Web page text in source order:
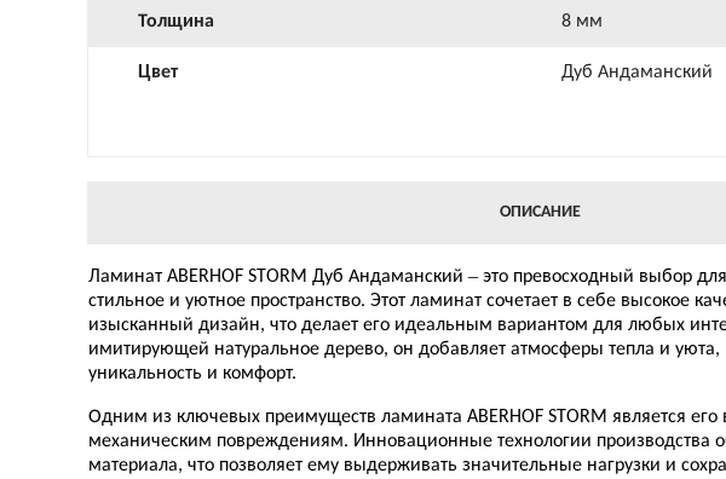
Толщина 8 мм
Цвет Дуб Андаманский
ОПИСАНИЕ
Ламинат ABERHOF STORM Дуб Андаманский – это превосходный выбор для
стильное и уютное пространство. Этот ламинат сочетает в себе высокое
изысканный дизайн, что делает его идеальным вариантом для любых
имитирующей натуральное дерево, он добавляет атмосферы тепла и
уникальность и комфорт.
Одним из ключевых преимуществ ламината ABERHOF STORM является его
механическим повреждениям. Инновационные технологии производства
материала, что позволяет ему выдерживать значительные нагрузки и